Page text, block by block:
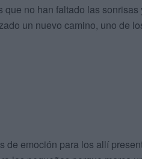
no han faltado las
un nuevo camino, uno de
de emoción para los allí